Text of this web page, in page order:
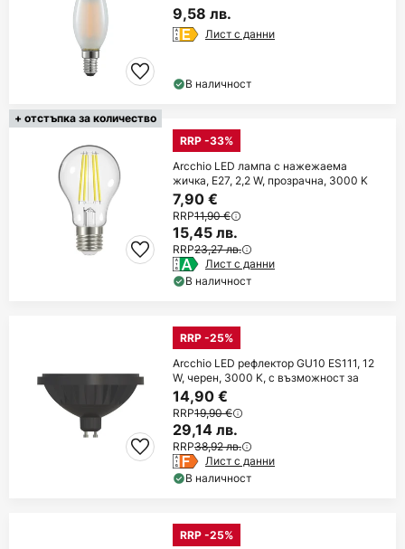
9,58 лв.
Лист с данни
В наличност
+ отстъпка за количество
RRP -33%
Arcchio LED лампа с нажежаема
жичка, E27, 2,2 W, прозрачна, 3000 K
7,90 €
RRP11,90 €
15,45 лв.
RRP23,27 лв.
Лист с данни
В наличност
RRP -25%
Arcchio LED рефлектор GU10 ES111, 12
W, черен, 3000 K, с възможност за
14,90 €
RRP19,90 €
29,14 лв.
RRP38,92 лв.
Лист с данни
В наличност
RRP -25%